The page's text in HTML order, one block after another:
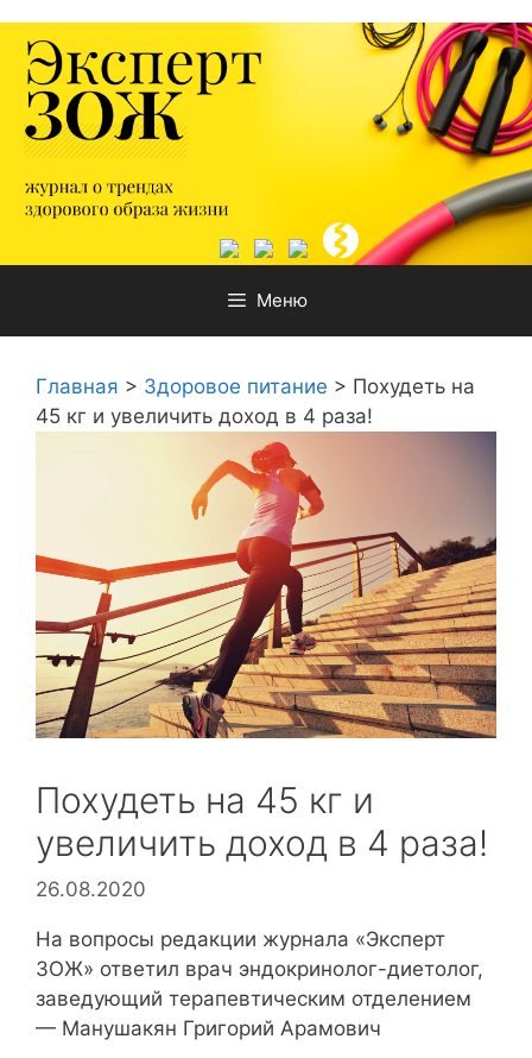
содержимому
Меню
Главная > Здоровое питание > Похудеть на
45 кг и увеличить доход в 4 раза!
Похудеть на 45 кг и
увеличить доход в 4 раза!
26.08.2020
На вопросы редакции журнала «Эксперт
ЗОЖ» ответил врач эндокринолог-диетолог,
заведующий терапевтическим отделением
— Манушакян Григорий Арамович